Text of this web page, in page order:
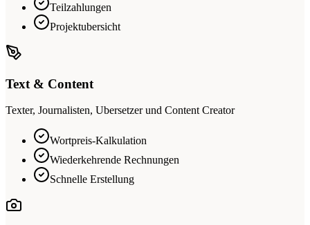
Teilzahlungen
Projektubersicht
Text & Content
Texter, Journalisten, Ubersetzer und Content Creator
Wortpreis-Kalkulation
Wiederkehrende Rechnungen
Schnelle Erstellung